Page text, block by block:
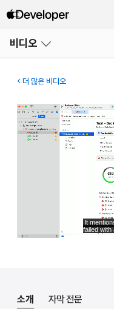
비디오
열기
더 많은 비디오
소개 자막 전문